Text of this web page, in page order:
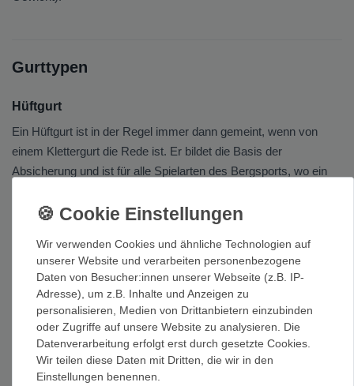
Gurttypen
Hüftgurt
Ein Hüftgurt ist in der Regel immer dann gemeint, wenn von
einem Klettergurt die Rede ist. Er bildet die Basis der
Absicherung und ist für alle Spielarten des Bergsports, wo ein
und im Sturzfall ist der Kletterer (außer er trägt einen schweren
Komplettgurt
Ein Komplettgurt hält den Körper in einer aufrechten, stabilen
Position. Die Verletzungsgefahr aufgrund unkontrollierter Stürze
wird minimiert. Geeignet ist ein Komplettgurt für
Unternehmungen, bei denen der Kletterer oder Bergsteiger
einen schweren Rucksack trägt und weit stürzen könnte, zum
Wir verwenden Cookies und ähnliche Technologien auf
unserer Website und verarbeiten personenbezogene
Daten von Besucher:innen unserer Webseite (z.B. IP-
Adresse), um z.B. Inhalte und Anzeigen zu
personalisieren, Medien von Drittanbietern einzubinden
oder Zugriffe auf unsere Website zu analysieren. Die
Datenverarbeitung erfolgt erst durch gesetzte Cookies.
Wir teilen diese Daten mit Dritten, die wir in den
Einstellungen benennen.